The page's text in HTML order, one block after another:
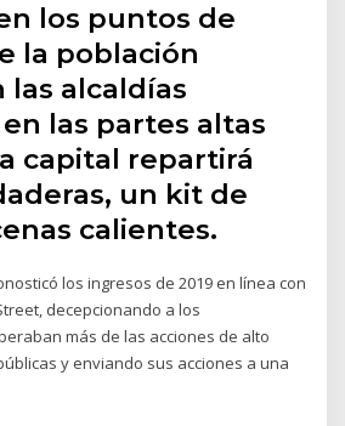
los puntos de
la población
las alcaldías
las partes altas
capital repartirá
un kit de
calientes.
los ingresos de 2019 en línea con
decepcionando a los
más de las acciones de alto
y enviando sus acciones a una